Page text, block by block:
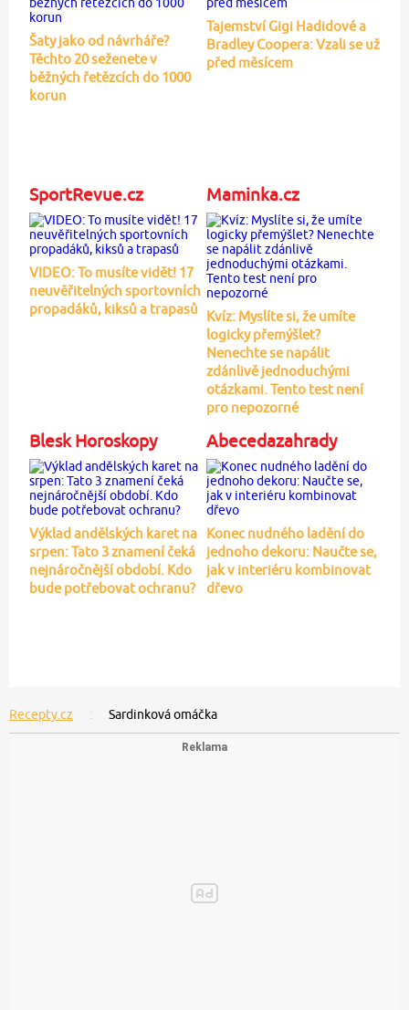
Šaty jako od návrháře?
Těchto 20 seženete v
běžných řetězcích do 1000
korun
Tajemství Gigi Hadidové a
Bradley Coopera: Vzali se už
před měsícem
SportRevue.cz
VIDEO: To musíte vidět! 17
neuvěřitelných sportovních
propadáků, kiksů a trapasů
Maminka.cz
Kvíz: Myslíte si, že umíte
logicky přemýšlet?
Nenechte se napálit
zdánlivě jednoduchými
otázkami. Tento test není
pro nepozorné
Blesk Horoskopy
Výklad andělských karet na
srpen: Tato 3 znamení čeká
nejnáročnější období. Kdo
bude potřebovat ochranu?
Abecedazahrady
Konec nudného ladění do
jednoho dekoru: Naučte se,
jak v interiéru kombinovat
dřevo
Recepty.cz Sardinková omáčka